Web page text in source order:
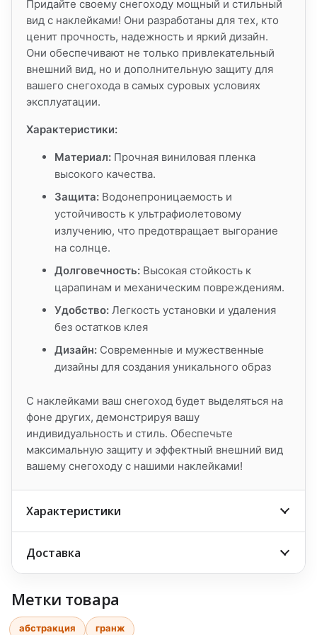
Придайте своему снегоходу мощный и стильный
вид с наклейками! Они разработаны для тех, кто
ценит прочность, надежность и яркий дизайн.
Они обеспечивают не только привлекательный
внешний вид, но и дополнительную защиту для
вашего снегохода в самых суровых условиях
эксплуатации.
Характеристики:
Материал: Прочная виниловая пленка
высокого качества.
Защита: Водонепроницаемость и
устойчивость к ультрафиолетовому
излучению, что предотвращает выгорание
на солнце.
Долговечность: Высокая стойкость к
царапинам и механическим повреждениям.
Удобство: Легкость установки и удаления
без остатков клея
Дизайн: Современные и мужественные
дизайны для создания уникального образ
С наклейками ваш снегоход будет выделяться на
фоне других, демонстрируя вашу
индивидуальность и стиль. Обеспечьте
максимальную защиту и эффектный внешний вид
вашему снегоходу с нашими наклейками!
Характеристики
Доставка
Метки товара
абстракция гранж